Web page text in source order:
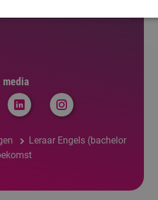
media
Leraar Engels (bachelor